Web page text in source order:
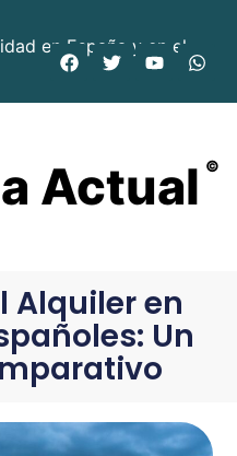
en España y en el
Actual ©
Alquiler en
Un